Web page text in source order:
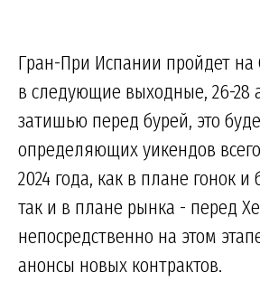
Гран-При Испании пройдет на
в следующие выходные, 26-28
затишью перед бурей, это
определяющих уикендов
2024 года, как в плане гонок и
так и в плане рынка - перед
непосредственно на этом
анонсы новых контрактов.